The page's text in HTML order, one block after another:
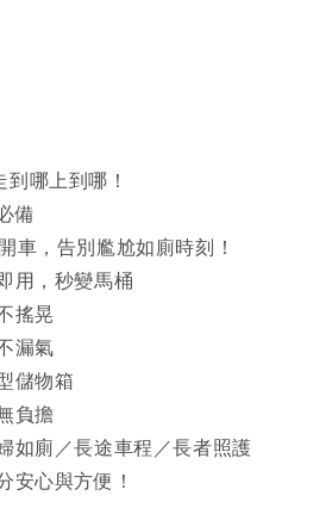
哪上到哪！
備
，告別尷尬如廁時刻！
用，秒變馬桶
搖晃
漏氣
儲物箱
負擔
如廁／長途車程／長者照護
安心與方便！